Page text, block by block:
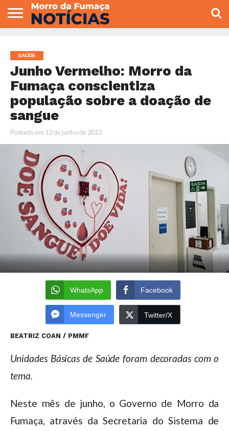
VEREADORES
SAÚDE
Junho Vermelho: Morro da
Fumaça conscientiza
população sobre a doação de
sangue
Postado em 13 de junho de 2023
WhatsApp Facebook
Messenger Twitter/X
BEATRIZ COAN / PMMF
Unidades Básicas de Saúde foram decoradas com o
tema.
Neste mês de junho, o Governo de Morro da
Fumaça, através da Secretaria do Sistema de